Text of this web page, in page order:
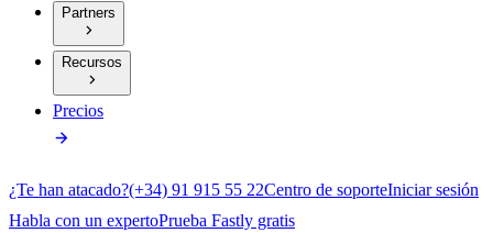
Partners
Recursos
Precios
¿Te han atacado?(+34) 91 915 55 22Centro de soporteIniciar sesión
Habla con un expertoPrueba Fastly gratis